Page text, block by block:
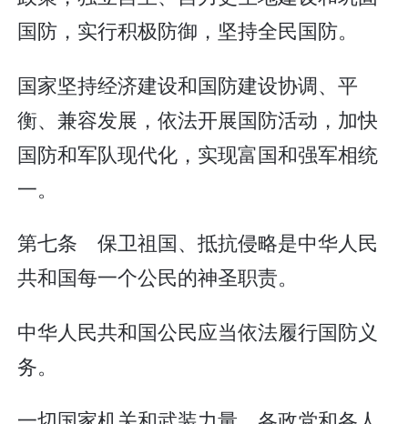
国防，实行积极防御，坚持全民国防。
国家坚持经济建设和国防建设协调、平
衡、兼容发展，依法开展国防活动，加快
国防和军队现代化，实现富国和强军相统
一。
第七条 保卫祖国、抵抗侵略是中华人民
共和国每一个公民的神圣职责。
中华人民共和国公民应当依法履行国防义
务。